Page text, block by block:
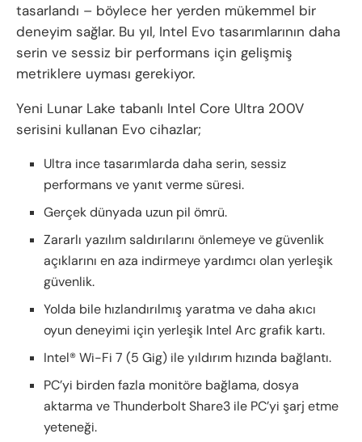
tasarlandı – böylece her yerden mükemmel bir
deneyim sağlar. Bu yıl, Intel Evo tasarımlarının daha
serin ve sessiz bir performans için gelişmiş
metriklere uyması gerekiyor.
Yeni Lunar Lake tabanlı Intel Core Ultra 200V
serisini kullanan Evo cihazlar;
Ultra ince tasarımlarda daha serin, sessiz
performans ve yanıt verme süresi.
Gerçek dünyada uzun pil ömrü.
Zararlı yazılım saldırılarını önlemeye ve güvenlik
açıklarını en aza indirmeye yardımcı olan yerleşik
güvenlik.
Yolda bile hızlandırılmış yaratma ve daha akıcı
oyun deneyimi için yerleşik Intel Arc grafik kartı.
Intel® Wi-Fi 7 (5 Gig) ile yıldırım hızında bağlantı.
PC’yi birden fazla monitöre bağlama, dosya
aktarma ve Thunderbolt Share3 ile PC’yi şarj etme
yeteneği.